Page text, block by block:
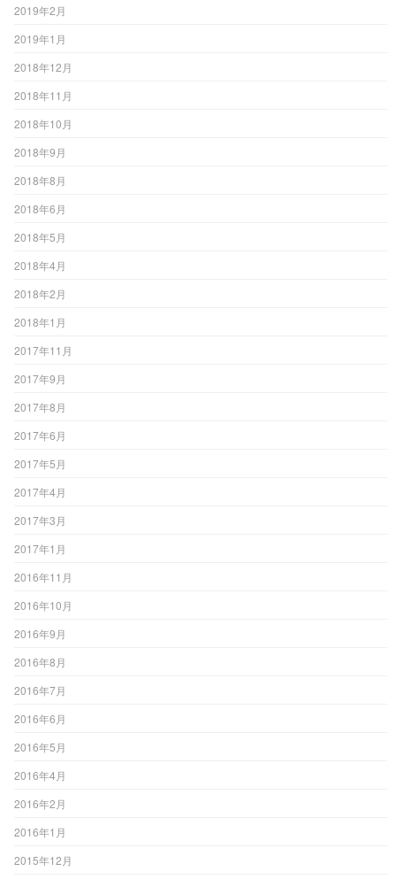
2019年2月
2019年1月
2018年12月
2018年11月
2018年10月
2018年9月
2018年8月
2018年6月
2018年5月
2018年4月
2018年2月
2018年1月
2017年11月
2017年9月
2017年8月
2017年6月
2017年5月
2017年4月
2017年3月
2017年1月
2016年11月
2016年10月
2016年9月
2016年8月
2016年7月
2016年6月
2016年5月
2016年4月
2016年2月
2016年1月
2015年12月